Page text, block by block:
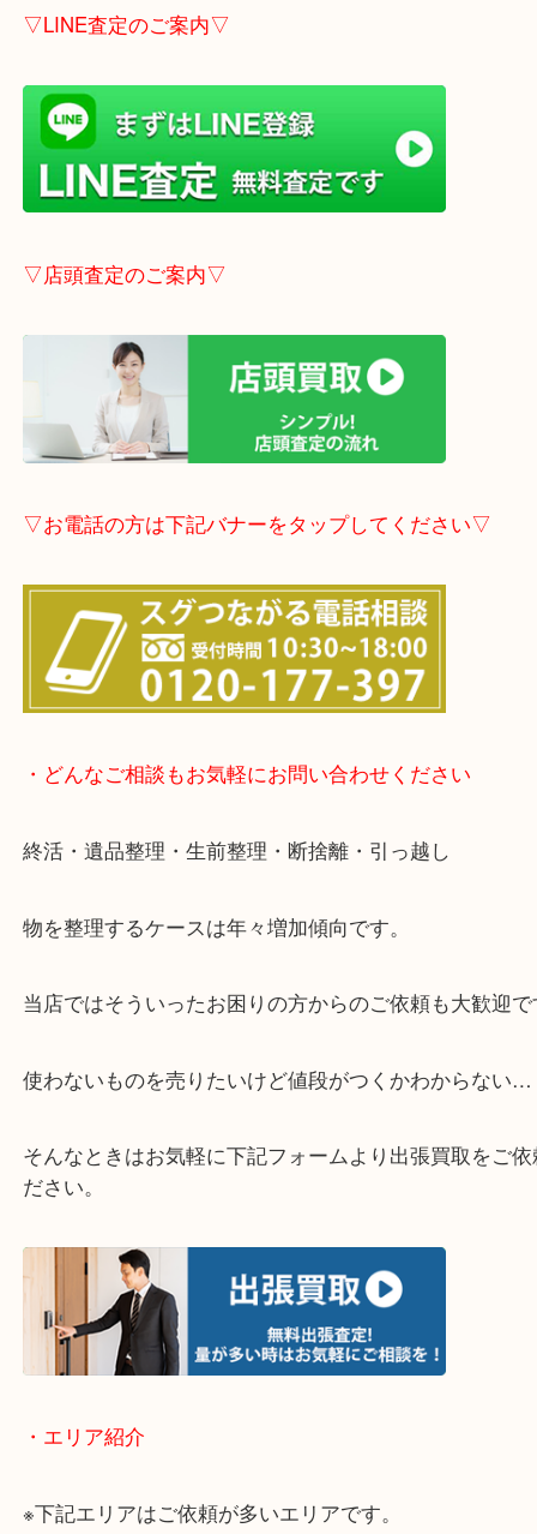
こちらはブログアップした時点での情報です。
最新の情報は一番新しいブログをご覧ください。
→こちら
事前にご連絡頂ければ内容によりますが受付時間終
▽LINE査定のご案内▽
▽店頭査定のご案内▽
▽お電話の方は下記バナーをタップしてください▽
・どんなご相談もお気軽にお問い合わせください
終活・遺品整理・生前整理・断捨離・引っ越し
物を整理するケースは年々増加傾向です。
当店ではそういったお困りの方からのご依頼も大歓
使わないものを売りたいけど値段がつくかわから